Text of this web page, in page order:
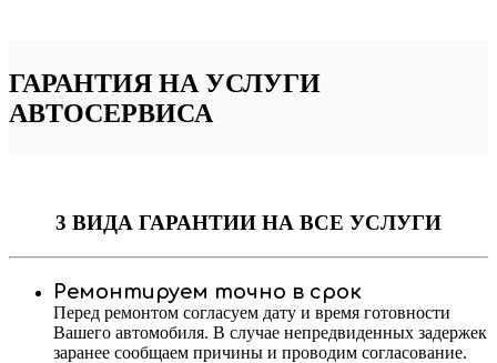
ГАРАНТИЯ НА УСЛУГИ
АВТОСЕРВИСА
3 ВИДА ГАРАНТИИ НА ВСЕ УСЛУГИ
Ремонтируем точно в срок
Перед ремонтом согласуем дату и время готовности
Вашего автомобиля. В случае непредвиденных задержек
заранее сообщаем причины и проводим согласование.